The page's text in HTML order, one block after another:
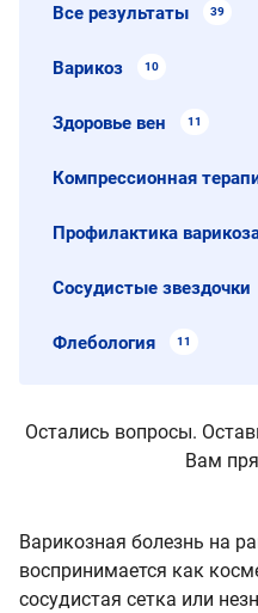
Варикозная болезнь на
воспринимается как
сосудистая сетка или
Все результаты 39
Варикоз 10
Здоровье вен 11
Компрессионная
Профилактика
Сосудистые звездочки
Флебология 11
Остались вопросы.
Вам